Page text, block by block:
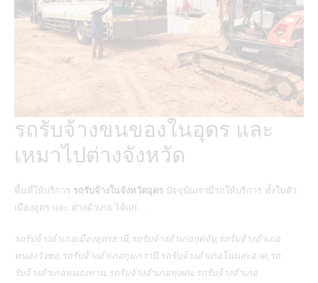
รถรับจ้างขนของในอุดร และ
เหมาไปต่างจังหวัด
พื้นที่ให้บริการ รถรับจ้างในจังหวัดอุดร ปัจจุบันเรามีรถให้บริการ ทั้งในตัว
เมืองอุดร และ ต่างอำเภอ ได้แก่…
รถรับจ้างอำเภอเมืองอุดรธานี,รถรับจ้างอำเภอกุดจับ,รถรับจ้างอำเภอ
หนองวัวซอ,รถรับจ้างอำเภอกุมภวาปี,รถรับจ้างอำเภอโนนสะอาด,รถ
รับจ้างอำเภอหนองหาน,รถรับจ้างอำเภอทุ่งฝน,รถรับจ้างอำเภอ